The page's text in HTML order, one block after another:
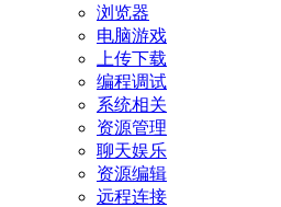
浏览器
电脑游戏
上传下载
编程调试
系统相关
资源管理
聊天娱乐
资源编辑
远程连接